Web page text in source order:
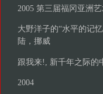
2005 第三届福冈亚洲
大野洋子的“水平的记
陆，挪威
跟我来!, 新千年之际的
2004